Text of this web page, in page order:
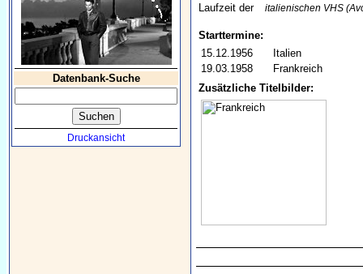
Datenbank-Suche
Druckansicht
Laufzeit der
italienischen VHS
Starttermine:
15.12.1956
Italien
19.03.1958
Frankreich
Zusätzliche Titelbilder: